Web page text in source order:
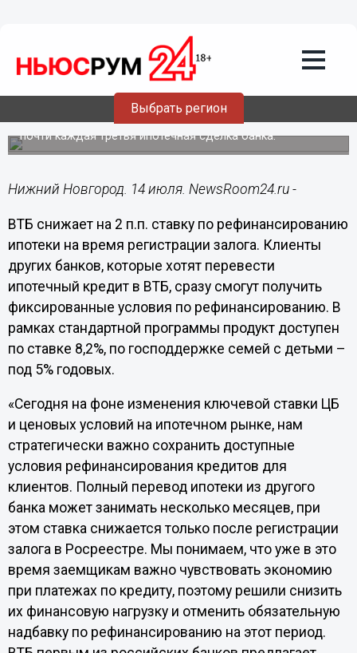
Выбрать регион
ВТБ снижает ставку по
рефинансированию ипотеки на время
оформления залога
В настоящее время на рефинансирование приходится
почти каждая третья ипотечная сделка банка.
Нижний Новгород. 14 июля. NewsRoom24.ru -
ВТБ снижает на 2 п.п. ставку по рефинансированию
ипотеки на время регистрации залога. Клиенты
других банков, которые хотят перевести
ипотечный кредит в ВТБ, сразу смогут получить
фиксированные условия по рефинансированию. В
рамках стандартной программы продукт доступен
по ставке 8,2%, по господдержке семей с детьми –
под 5% годовых.
«Сегодня на фоне изменения ключевой ставки ЦБ
и ценовых условий на ипотечном рынке, нам
стратегически важно сохранить доступные
условия рефинансирования кредитов для
клиентов. Полный перевод ипотеки из другого
банка может занимать несколько месяцев, при
этом ставка снижается только после регистрации
залога в Росреестре. Мы понимаем, что уже в это
время заемщикам важно чувствовать экономию
при платежах по кредиту, поэтому решили снизить
их финансовую нагрузку и отменить обязательную
надбавку по рефинансированию на этот период.